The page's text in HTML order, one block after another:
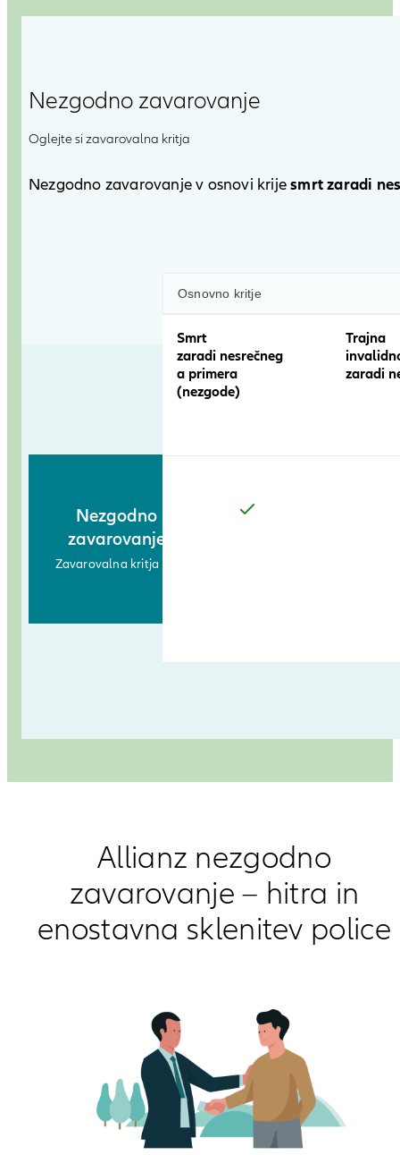
Nezgodno zavarovanje
Oglejte si zavarovalna kritja
Nezgodno zavarovanje v osnovi krijesmrt zaradi
Nezgodno
zavarovanje
Zavarovalna kritja
Osnovno kritje
Smrt
zaradi nesrečneg
a primera
(nezgode)
Trajna
zaradi
Allianz nezgodno
zavarovanje – hitra in
enostavna sklenitev police